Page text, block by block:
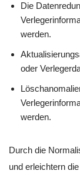
Die
werden.
oder
werden.
Durch die
und erleichtern